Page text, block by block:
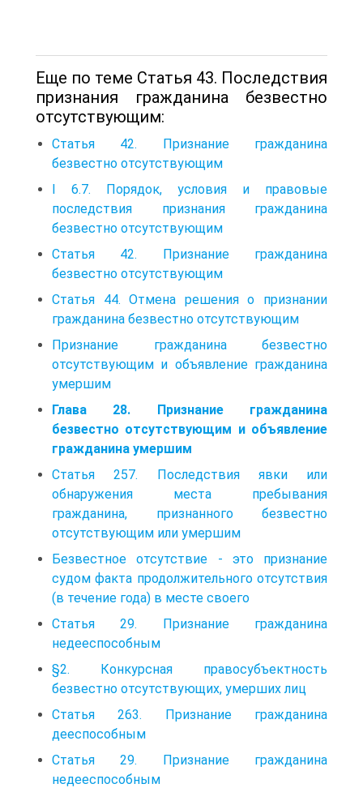
Еще по теме Статья 43. Последствия
признания гражданина безвестно
отсутствующим:
Статья 42. Признание гражданина
безвестно отсутствующим
I 6.7. Порядок, условия и правовые
последствия признания гражданина
безвестно отсутствующим
Статья 42. Признание гражданина
безвестно отсутствующим
Статья 44. Отмена решения о признании
гражданина безвестно отсутствующим
Признание гражданина безвестно
отсутствующим и объявление гражданина
умершим
Глава 28. Признание гражданина
безвестно отсутствующим и объявление
гражданина умершим
Статья 257. Последствия явки или
обнаружения места пребывания
гражданина, признанного безвестно
отсутствующим или умершим
Безвестное отсутствие - это признание
судом факта продолжительного отсутствия
(в течение года) в месте своего
Статья 29. Признание гражданина
недееспособным
§2. Конкурсная правосубъектность
безвестно отсутствующих, умерших лиц
Статья 263. Признание гражданина
дееспособным
Статья 29. Признание гражданина
недееспособным